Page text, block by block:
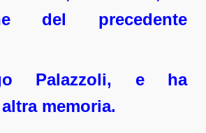
del precedente
Palazzoli, e ha
memoria.